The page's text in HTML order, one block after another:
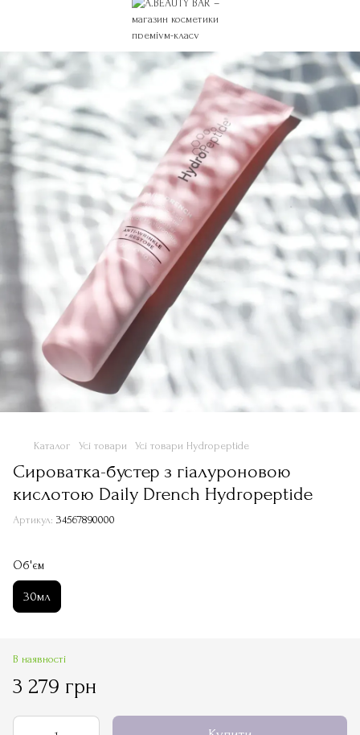
Каталог Усі товари Усі товари Hydropeptide
Cироватка-бустер з гіалуроновою
кислотою Daily Drench Hydropeptide
Артикул: 34567890000
Об'єм
30мл
В наявності
3 279 грн